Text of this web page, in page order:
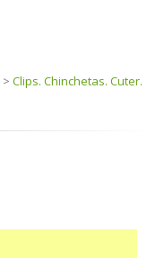
> Clips. Chinchetas. Cuter.